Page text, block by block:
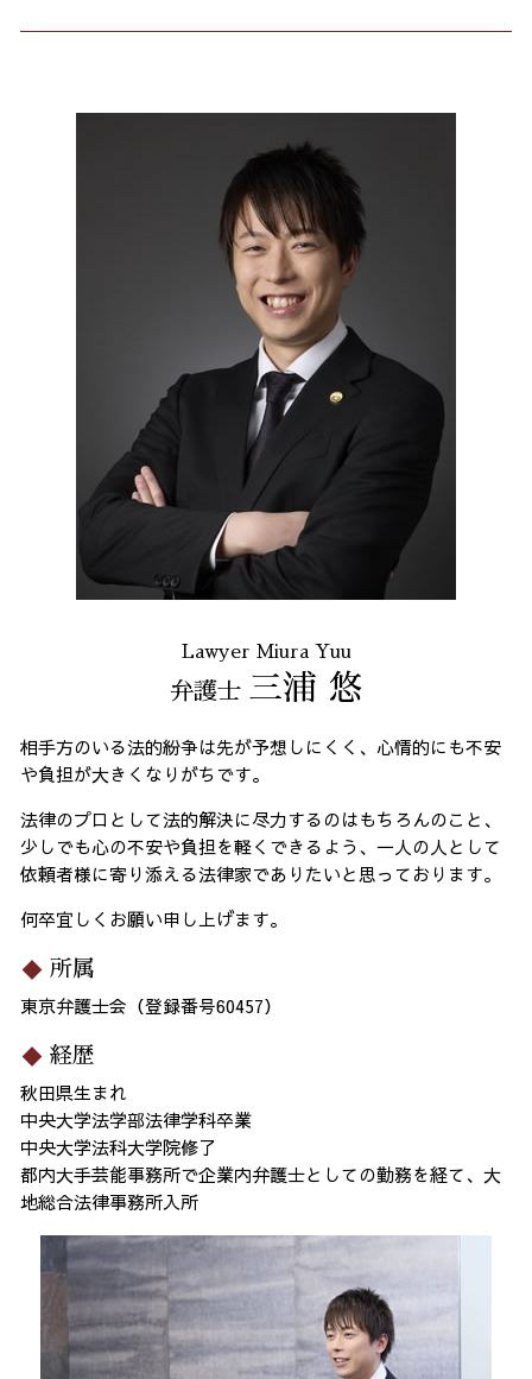
Lawyer Miura Yuu
弁護士 三浦 悠
相手方のいる法的紛争は先が予想しにくく、心情的にも不安
や負担が大きくなりがちです。
法律のプロとして法的解決に尽力するのはもちろんのこと、
少しでも心の不安や負担を軽くできるよう、一人の人として
依頼者様に寄り添える法律家でありたいと思っております。
何卒宜しくお願い申し上げます。
所属
東京弁護士会（登録番号60457）
経歴
秋田県生まれ
中央大学法学部法律学科卒業
中央大学法科大学院修了
都内大手芸能事務所で企業内弁護士としての勤務を経て、大
地総合法律事務所入所